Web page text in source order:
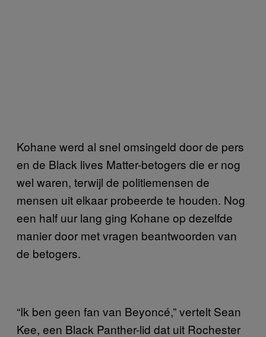
Kohane werd al snel omsingeld door de pers
en de Black lives Matter-betogers die er nog
wel waren, terwijl de politiemensen de
mensen uit elkaar probeerde te houden. Nog
een half uur lang ging Kohane op dezelfde
manier door met vragen beantwoorden van
de betogers.
“Ik ben geen fan van Beyoncé,” vertelt Sean
Kee, een Black Panther-lid dat uit Rochester